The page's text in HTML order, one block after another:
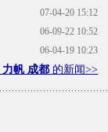
07-04-20 15:12
06-09-22 10:52
06-04-19 10:23
力帆 成都 的新闻>>